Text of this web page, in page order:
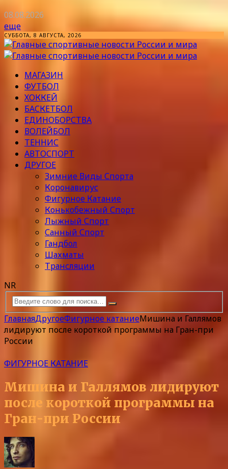
08.08.2026
еще
СУББОТА, 8 АВГУСТА, 2026
МАГАЗИН
ФУТБОЛ
ХОККЕЙ
БАСКЕТБОЛ
ЕДИНОБОРСТВА
ВОЛЕЙБОЛ
ТЕННИС
АВТОСПОРТ
ДРУГОЕ
Зимние Виды Спорта
Коронавирус
Фигурное Катание
Конькобежный Спорт
Лыжный Спорт
Санный Спорт
Гандбол
Шахматы
Трансляции
NR
ГлавнаяДругоеФигурное катаниеМишина и Галлямов
лидируют после короткой программы на Гран-при
России
ФИГУРНОЕ КАТАНИЕ
Мишина и Галлямов лидируют
после короткой программы на
Гран-при России